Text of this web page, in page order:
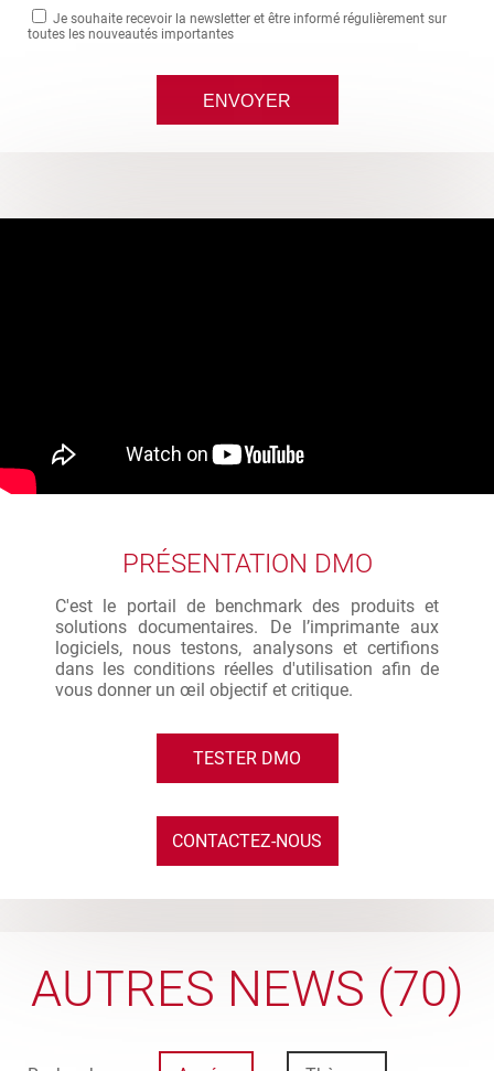
Je souhaite recevoir la newsletter et être informé régulièrement sur
toutes les nouveautés importantes
PRÉSENTATION DMO
C'est le portail de benchmark des produits et
solutions documentaires. De l’imprimante aux
logiciels, nous testons, analysons et certifions
dans les conditions réelles d'utilisation afin de
vous donner un œil objectif et critique.
TESTER DMO
CONTACTEZ-NOUS
AUTRES NEWS (70)